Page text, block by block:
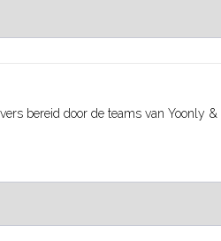
bereid door de teams van Yoonly &